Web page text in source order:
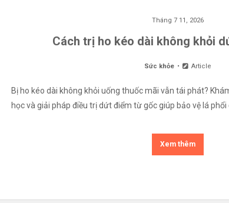
Tháng 7 11, 2026
Cách trị ho kéo dài không khỏi
Sức khỏe Article
Bị ho kéo dài không khỏi uống thuốc mãi vẫn tái phát?
học và giải pháp điều trị dứt điểm từ gốc giúp bảo vệ lá phổi
Xem thêm